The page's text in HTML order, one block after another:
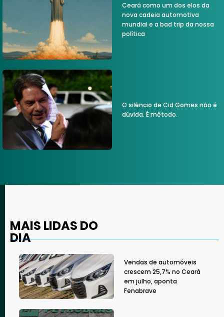
Ceará como um dos elos da
nova cadeia automotiva
mundial e a bad trip da nossa
política
O silêncio de Cid Gomes não é
dúvida. É método.
MAIS LIDAS DO
DIA
Vendas de automóveis
crescem 25,7% no Ceará
em julho, aponta
Fenabrave